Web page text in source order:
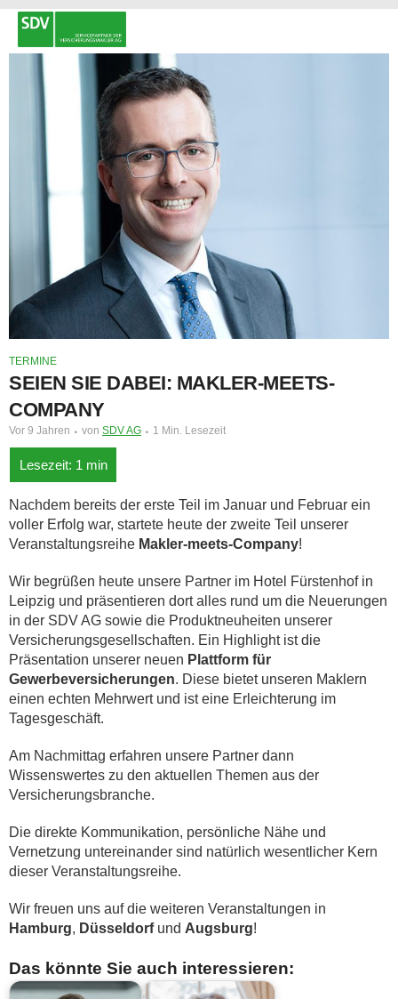
TERMINE
SEIEN SIE DABEI: MAKLER-MEETS-
COMPANY
Vor 9 Jahren von SDV AG 1 Min. Lesezeit
Nachdem bereits der erste Teil im Januar und Februar ein
voller Erfolg war, startete heute der zweite Teil unserer
Veranstaltungsreihe Makler-meets-Company!
Wir begrüßen heute unsere Partner im Hotel Fürstenhof in
Leipzig und präsentieren dort alles rund um die Neuerungen
in der SDV AG sowie die Produktneuheiten unserer
Versicherungsgesellschaften. Ein Highlight ist die
Präsentation unserer neuen Plattform für
Gewerbeversicherungen. Diese bietet unseren Maklern
einen echten Mehrwert und ist eine Erleichterung im
Tagesgeschäft.
Am Nachmittag erfahren unsere Partner dann
Wissenswertes zu den aktuellen Themen aus der
Versicherungsbranche.
Die direkte Kommunikation, persönliche Nähe und
Vernetzung untereinander sind natürlich wesentlicher Kern
dieser Veranstaltungsreihe.
Wir freuen uns auf die weiteren Veranstaltungen in
Hamburg, Düsseldorfund Augsburg!
Das könnte Sie auch interessieren: